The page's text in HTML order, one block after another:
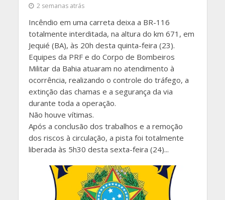
2 semanas atrás
Incêndio em uma carreta deixa a BR-116
totalmente interditada, na altura do km 671, em
Jequié (BA), às 20h desta quinta-feira (23).
Equipes da PRF e do Corpo de Bombeiros
Militar da Bahia atuaram no atendimento à
ocorrência, realizando o controle do tráfego, a
extinção das chamas e a segurança da via
durante toda a operação.
Não houve vítimas.
Após a conclusão dos trabalhos e a remoção
dos riscos à circulação, a pista foi totalmente
liberada às 5h30 desta sexta-feira (24)...